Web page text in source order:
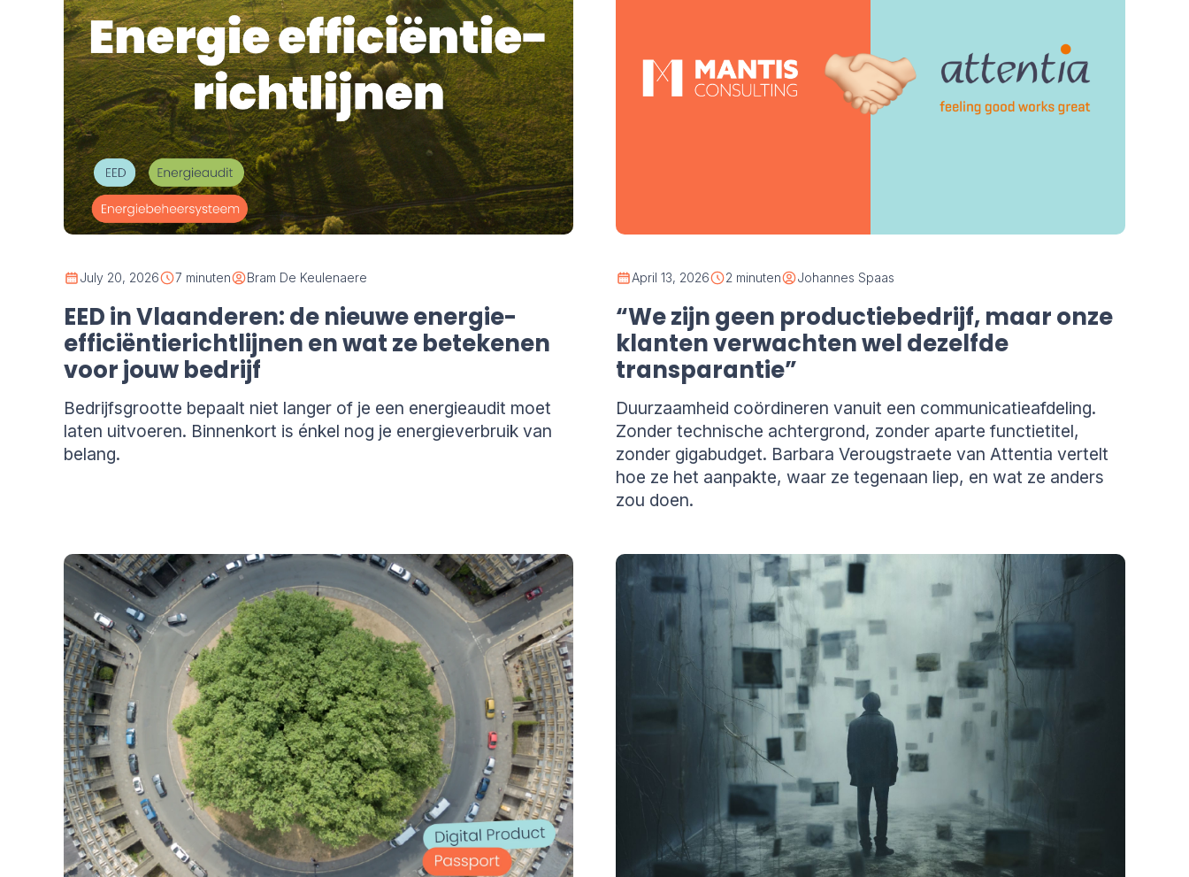
July 20, 2026 7 minuten Bram De Keulenaere
EED in Vlaanderen: de nieuwe energie-
efficiëntierichtlijnen en wat ze betekenen
voor jouw bedrijf
Bedrijfsgrootte bepaalt niet langer of je een energieaudit moet
laten uitvoeren. Binnenkort is énkel nog je energieverbruik van
belang.
April 13, 2026 2 minuten Johannes Spaas
“We zijn geen productiebedrijf, maar onze
klanten verwachten wel dezelfde
transparantie”
Duurzaamheid coördineren vanuit een communicatieafdeling.
Zonder technische achtergrond, zonder aparte functietitel,
zonder gigabudget. Barbara Verougstraete van Attentia vertelt
hoe ze het aanpakte, waar ze tegenaan liep, en wat ze anders
zou doen.